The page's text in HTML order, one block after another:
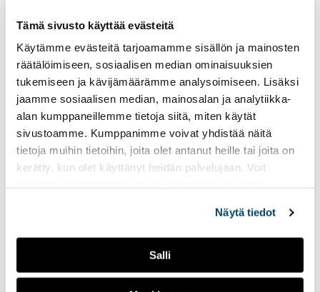
Tämä sivusto käyttää evästeitä
Käytämme evästeitä tarjoamamme sisällön ja mainosten
räätälöimiseen, sosiaalisen median ominaisuuksien
tukemiseen ja kävijämäärämme analysoimiseen. Lisäksi
jaamme sosiaalisen median, mainosalan ja analytiikka-
alan kumppaneillemme tietoja siitä, miten käytät
sivustoamme. Kumppanimme voivat yhdistää näitä
tietoja muihin tietoihin, joita olet antanut heille tai joita on
kerätty, kun olet käyttänyt heidän palvelujaan. Voit
Näytä tiedot
Salli
seuraamisen.
Jääkiekon jälkeen –
Ville Runola loi
polkunsa uudelleen
23.03.2026 IHMISET
Ville Runola, 33, on entinen
lopetti ammattiurheilu-
visio ja taskussaan noin 250
000 dollarin tutkinto, jonka
hän luonnollisesti halusi